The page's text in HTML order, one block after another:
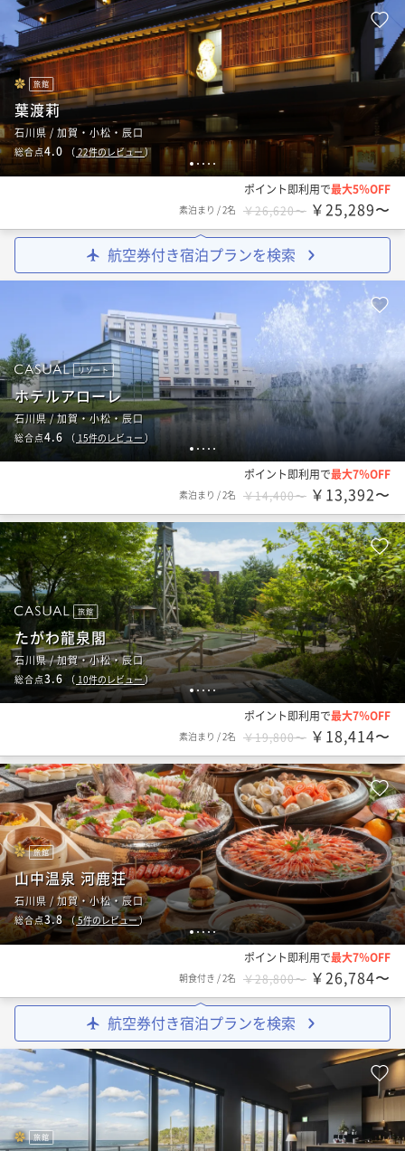
1 2 3 4 5
旅館
葉渡莉
石川県 / 加賀・小松・辰口
総合点4.0 （ 22件のレビュー）
ポイント即利用で最大5％OFF
素泊まり /2名 ￥26,620〜 ￥25,289〜
航空券付き宿泊プランを検索
1 2 3 4 5
リゾート
ホテルアローレ
石川県 / 加賀・小松・辰口
総合点4.6 （ 15件のレビュー）
ポイント即利用で最大7％OFF
素泊まり /2名 ￥14,400〜 ￥13,392〜
12 345
旅館
たがわ龍泉閣
石川県 / 加賀・小松・辰口
総合点3.6 （ 10件のレビュー）
ポイント即利用で最大7％OFF
素泊まり /2名 ￥19,800〜 ￥18,414〜
12345
旅館
山中温泉 河鹿荘
石川県 / 加賀・小松・辰口
総合点3.8（5件のレビュー）
ポイント即利用で最大7％OFF
朝食付き /2名 ￥28,800〜 ￥26,784〜
航空券付き宿泊プランを検索
旅館